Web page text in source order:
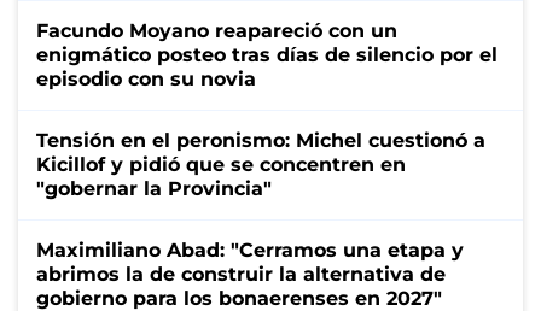
Facundo Moyano reapareció con un
enigmático posteo tras días de silencio por el
episodio con su novia
Tensión en el peronismo: Michel cuestionó a
Kicillof y pidió que se concentren en
"gobernar la Provincia"
Maximiliano Abad: "Cerramos una etapa y
abrimos la de construir la alternativa de
gobierno para los bonaerenses en 2027"